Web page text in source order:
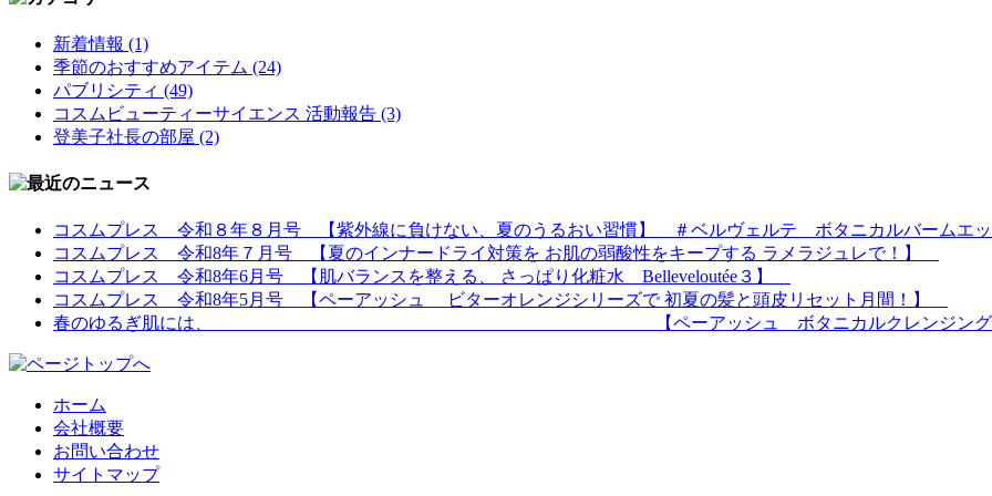
新着情報 (1)
季節のおすすめアイテム (24)
パブリシティ (49)
コスムビューティーサイエンス 活動報告 (3)
登美子社長の部屋 (2)
コスムプレス 令和８年８月号 【紫外線に負けない、夏のうるおい習慣】 ＃ベルヴェルテ ボタニカルバームエッ
コスムプレス 令和8年７月号 【夏のインナードライ対策を お肌の弱酸性をキープする ラメラジュレで！】
コスムプレス 令和8年6月号 【肌バランスを整える、 さっぱり化粧水 Belleveloutée３】
コスムプレス 令和8年5月号 【ペーアッシュ ビターオレンジシリーズで 初夏の髪と頭皮リセット月間！】
春のゆるぎ肌には、 【ペーアッシュ ボタニカルクレンジング】
ホーム
会社概要
お問い合わせ
サイトマップ